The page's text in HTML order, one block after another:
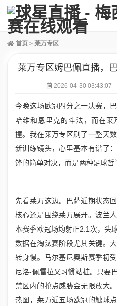
首页 > 莱万专区
莱万专区姆巴佩直播，
2026-04-30 03:43:07
今晚这场欧冠四分之一决赛，
哈维和恩里克的斗法，而在
撞。我在莱万专区刷了一整天
新训练镜头，心里基本有谱了
锋的简单对决，而是两种足球哲
先看莱万这边。巴萨近期状态
核心还是围绕莱万展开。波兰
本赛季欧冠场均射正2.1次，头
数据在淘汰赛阶段尤其关键。
转身慢。马尔基尼奥斯赛季初
尼洛-佩雷拉又习惯站桩。只要
禁区内的抢点威胁会无限放大
热图，莱万近五场欧冠的触球